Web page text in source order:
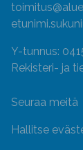
Y-tunnus:
Rekisteri- ja
Seuraa meitä
Hallitse